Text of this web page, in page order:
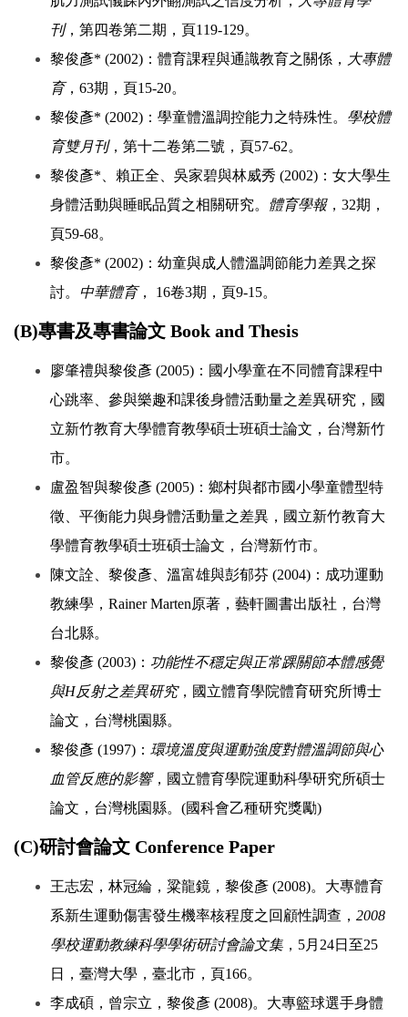
刊，第四卷第二期，頁119-129。
黎俊彥* (2002)：體育課程與通識教育之關係， 大專體
育，63期，頁15-20。
黎俊彥* (2002)：學童體溫調控能力之特殊性。 學校體
育雙月刊，第十二卷第二號，頁57-62。
黎俊彥*、賴正全、吳家碧與林威秀 (2002)：女大學生
身體活動與睡眠品質之相關研究。
體育學報，32期，
頁59-68。
黎俊彥* (2002)：幼童與成人體溫調節能力差異之探
討。 中華體育， 16卷3期，頁9-15。
(B)專書及專書論文 Book and Thesis
廖肇禮與黎俊彥 (2005)：國小學童在不同體育課程中
心跳率、參與樂趣和課後身體活動量之差異研究，國
立新竹教育大學體育教學碩士班碩士論文，台灣新竹
市。
盧盈智與黎俊彥 (2005)：鄉村與都市國小學童體型特
徵、平衡能力與身體活動量之差異，國立新竹教育大
學體育教學碩士班碩士論文，台灣新竹市。
陳文詮、黎俊彥、溫富雄與彭郁芬 (2004)：成功運動
教練學，Rainer Marten原著，藝軒圖書出版社，台灣
台北縣。
黎俊彥 (2003)： 功能性不穩定與正常踝關節本體感覺
與H反射之差異研究，國立體育學院體育研究所博士
論文，台灣桃園縣。
黎俊彥 (1997)： 環境溫度與運動強度對體溫調節與心
血管反應的影響，國立體育學院運動科學研究所碩士
論文，台灣桃園縣。(國科會乙種研究獎勵)
(C)研討會論文 Conference Paper
王志宏，林冠綸，粱龍鏡，黎俊彥 (2008)。大專體育
系新生運動傷害發生機率核程度之回顧性調查， 2008
學校運動教練科學學術研討會論文集 ，5月24日至25
日，臺灣大學，臺北市，頁166。
李成碩，曾宗立，黎俊彥 (2008)。大專籃球選手身體